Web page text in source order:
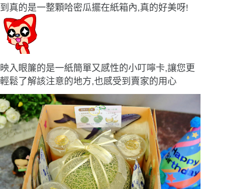
到真的是一整顆哈密瓜擺在紙箱內,真的好美呀!
映入眼簾的是一紙簡單又感性的小叮嚀卡,讓您更
輕鬆了解該注意的地方,也感受到賣家的用心